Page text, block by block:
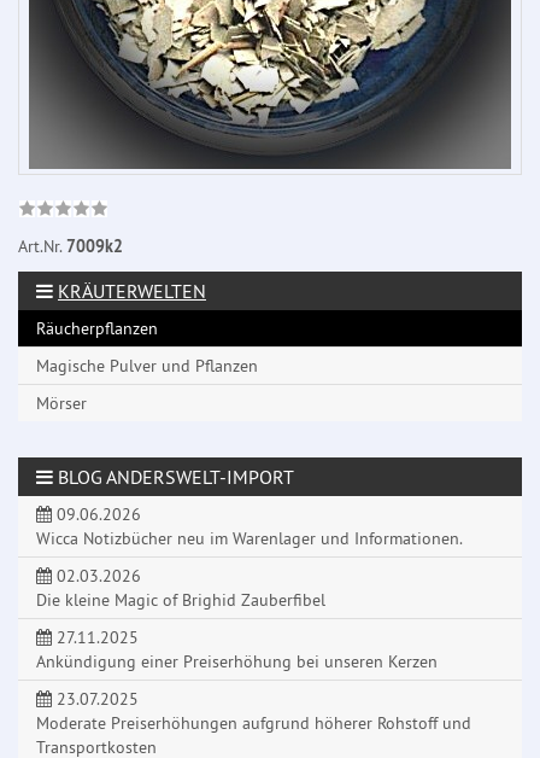
Art.Nr.7009k2
KRÄUTERWELTEN
Räucherpflanzen
Magische Pulver und Pflanzen
Mörser
BLOG ANDERSWELT-IMPORT
09.06.2026
Wicca Notizbücher neu im Warenlager und Informationen.
02.03.2026
Die kleine Magic of Brighid Zauberfibel
27.11.2025
Ankündigung einer Preiserhöhung bei unseren Kerzen
23.07.2025
Moderate Preiserhöhungen aufgrund höherer Rohstoff und
Transportkosten